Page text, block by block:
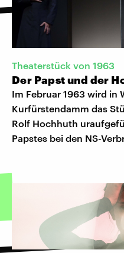
Theaterstück von 1963
Der Papst und der
Im Februar 1963 wird in
Kurfürstendamm das
Rolf Hochhuth
Papstes bei den NS-